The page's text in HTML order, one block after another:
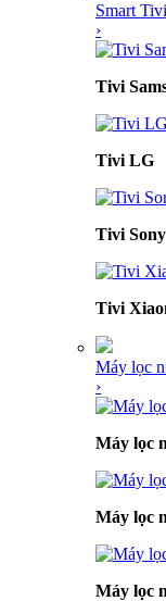
Smart Tivi
›
Tivi
Tivi LG
Tivi Sony
Tivi
Máy lọc
›
Máy lọc
Máy lọc
Máy lọc